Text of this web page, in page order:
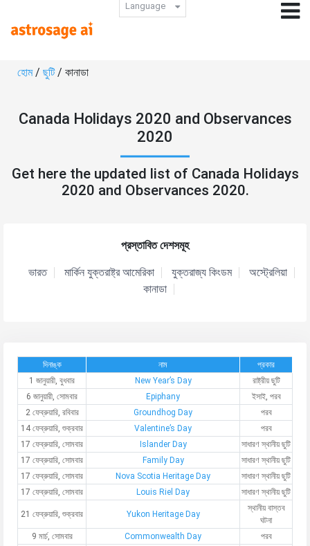
Language
হোম / ছুটি / কানাডা
Canada Holidays 2020 and Observances
2020
Get here the updated list of Canada Holidays
2020 and Observances 2020.
প্রস্তাবিত দেশসমূহ
ভারত মার্কিন যুক্তরাষ্ট্র আমেরিকা যুক্তরাজ্য কিংডম
অস্ট্রেলিয়া
কানাডা
দিনাঙ্ক নাম
প্রকার
1 জানুয়ারী, বুধবার
New Year’s Day
রাষ্ট্রীয় ছুটি
6 জানুয়ারী, সোমবার
Epiphany
ইসাই, পরব
2 ফেব্রুয়ারি, রবিবার
Groundhog Day
পরব
14 ফেব্রুয়ারি, শুক্রবার
Valentine’s Day
পরব
17 ফেব্রুয়ারি, সোমবার
Islander Day
সাধারণ স্থানীয় ছুটি
17 ফেব্রুয়ারি, সোমবার
Family Day
সাধারণ স্থানীয় ছুটি
17 ফেব্রুয়ারি, সোমবার
Nova Scotia Heritage Day
সাধারণ স্থানীয় ছুটি
17 ফেব্রুয়ারি, সোমবার
Louis Riel Day সাধারণ স্থানীয় ছুটি
21 ফেব্রুয়ারি, শুক্রবার Yukon Heritage Day
স্থানীয় বাস্তব
ঘটনা
9 মার্চ, সোমবার
Commonwealth Day
পরব